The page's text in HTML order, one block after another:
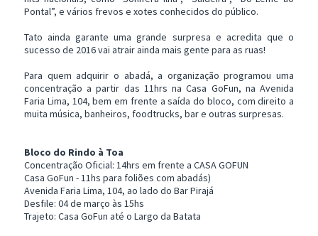
Pontal”, e vários frevos e xotes conhecidos do público.
Tato ainda garante uma grande surpresa e acredita que o
sucesso de 2016 vai atrair ainda mais gente para as ruas!
Para quem adquirir o abadá, a organização programou uma
concentração a partir das 11hrs na Casa GoFun, na Avenida
Faria Lima, 104, bem em frente a saída do bloco, com direito a
muita música, banheiros, foodtrucks, bar e outras surpresas.
Bloco do Rindo à Toa
Concentração Oficial: 14hrs em frente a CASA GOFUN
Casa GoFun - 11hs para foliões com abadás)
Avenida Faria Lima, 104, ao lado do Bar Pirajá
Desfile: 04 de março às 15hs
Trajeto: Casa GoFun até o Largo da Batata